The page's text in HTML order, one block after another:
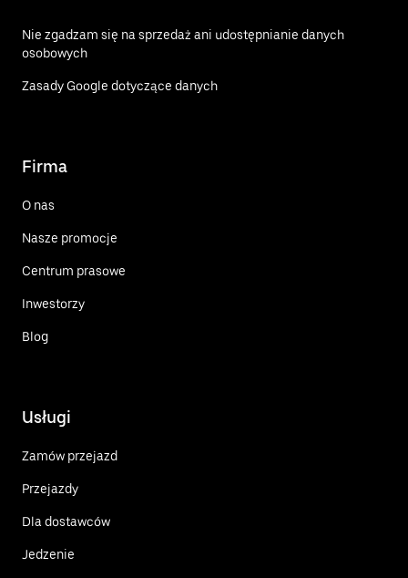
Nie zgadzam się na sprzedaż ani udostępnianie danych
osobowych
Zasady Google dotyczące danych
Firma
O nas
Nasze promocje
Centrum prasowe
Inwestorzy
Blog
Usługi
Zamów przejazd
Przejazdy
Dla dostawców
Jedzenie